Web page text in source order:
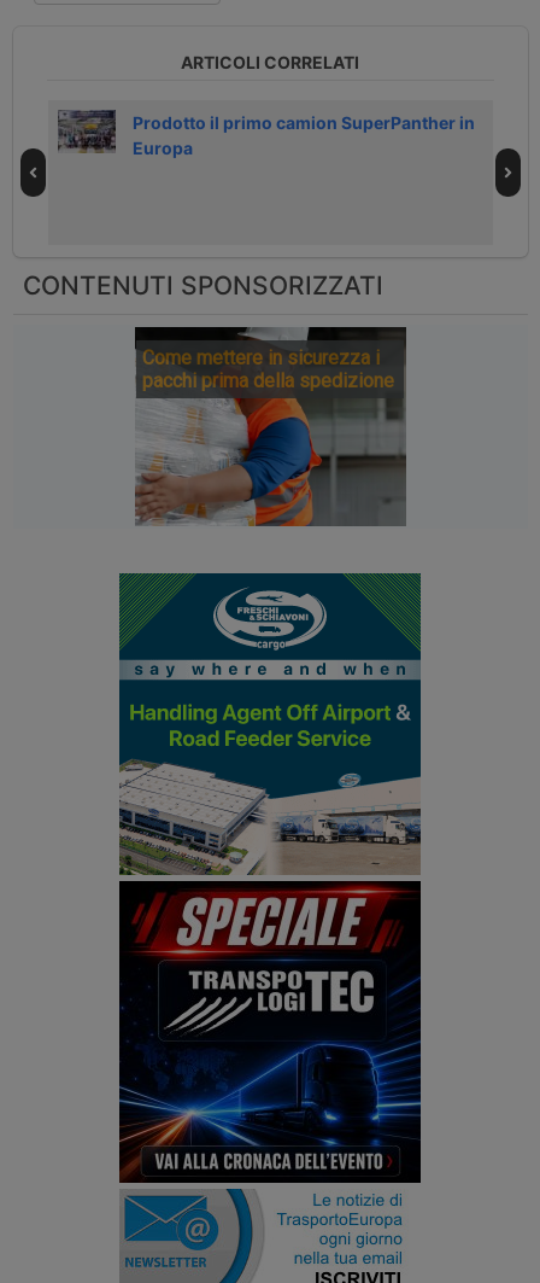
ARTICOLI CORRELATI
Prodotto il primo camion SuperPanther in
Europa
CONTENUTI SPONSORIZZATI
Come mettere in sicurezza i
pacchi prima della spedizione